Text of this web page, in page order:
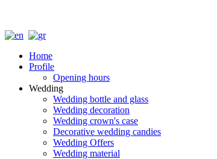
Home
Profile
Opening hours
Wedding
Wedding bottle and glass
Wedding decoration
Wedding crown's case
Decorative wedding candies
Wedding Offers
Wedding material